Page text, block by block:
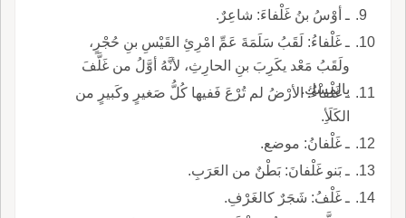
ـ أوْسُ بنُ غَلْفاءَ: شاعِرٌ.
ـ غَلْفاءُ: لَقَبُ سَلَمَةَ عَمِّ امْرِئِ القَيْسِ بنِ حُجْرٍ،
ولَقَبُ مَعْد يكَرِبَ بنِ الحارِثِ، لأنَّهُ أوَّلُ من غَلَّفَ
بالمِسْكِ.
ـ غَلْفاءُ: الأرْضُ لم تُرْعَ فَفيها كُلُّ صَغيرٍ وكَبيرٍ من
الكَلَأِ.
ـ غَلْفانُ: موضع.
ـ بَنو غَلْفانَ: بَطْنٌ من العَرَبِ.
ـ غَلْفُ: شَجَرٌ كالغَرْفِ.